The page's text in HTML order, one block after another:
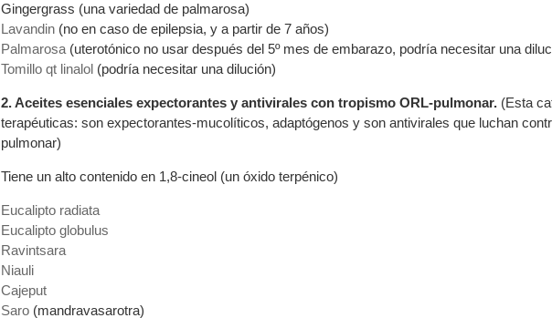
Gingergrass (una variedad de palmarosa)
Lavandin(no en caso de epilepsia, y a partir de 7 años)
Palmarosa(uterotónico no usar después del 5º mes de embarazo, podría necesitar una
Tomillo qt linalol(podría necesitar una dilución)
2. Aceites esenciales expectorantes y antivirales con tropismo ORL-pulmonar. (Esta
terapéuticas: son expectorantes-mucolíticos, adaptógenos y son antivirales que luchan
pulmonar)
Tiene un alto contenido en 1,8-cineol (un óxido terpénico)
Eucalipto radiata
Eucalipto globulus
Ravintsara
Niauli
Cajeput
Saro(mandravasarotra)